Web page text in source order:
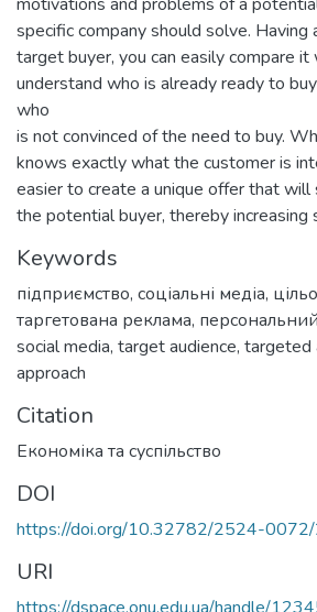
specific company should solve.
target buyer, you can easily compare
understand who is already ready to
who
is not convinced of the need to buy.
knows exactly what the customer is
easier to create a unique offer that
the potential buyer, thereby increasing
Keywords
підприємство, соціальні медіа,
таргетована реклама,
social media, target audience, targeted
approach
Citation
Економіка та суспільство
DOI
https://doi.org/10.32782/2524-
URI